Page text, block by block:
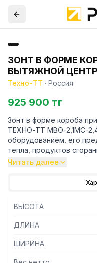
ЗОНТ В ФОРМЕ
ВЫТЯЖНОЙ
Техно-ТТ · Россия
925 900 тг
Зонт в форме короба
ТЕХНО-ТТ МВО-2,1МС-
оборудованием, его
тепла, продуктов
воздуха, что
предметах мебели и
оборудование
защищает сотрудников
Читать далее
ВЫСОТА
ДЛИНА
ШИРИНА